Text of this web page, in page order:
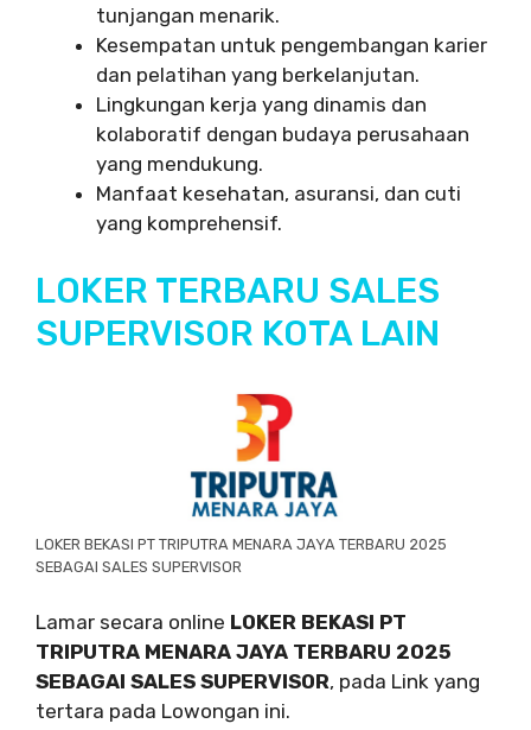
tunjangan menarik.
Kesempatan untuk pengembangan karier
dan pelatihan yang berkelanjutan.
Lingkungan kerja yang dinamis dan
kolaboratif dengan budaya perusahaan
yang mendukung.
Manfaat kesehatan, asuransi, dan cuti
yang komprehensif.
LOKER TERBARU SALES
SUPERVISOR KOTA LAIN
LOKER BEKASI PT TRIPUTRA MENARA JAYA TERBARU 2025
SEBAGAI SALES SUPERVISOR
Lamar secara online LOKER BEKASI PT
TRIPUTRA MENARA JAYA TERBARU 2025
SEBAGAI SALES SUPERVISOR, pada Link yang
tertara pada Lowongan ini.